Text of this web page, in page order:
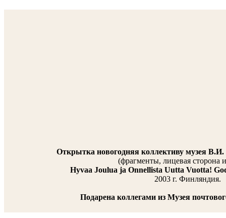
Открытка новогодняя коллективу музея
(фрагменты, лицевая сторона
Hyvaa Joulua ja Onnellista Uutta Vuotta!
2003 г. Финляндия.
Подарена коллегами из Музея